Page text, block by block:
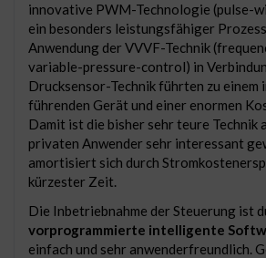
innovative PWM-Technologie (pulse-
ein besonders leistungsfähiger
Anwendung der VVVF-Technik
variable-pressure-control) in
Drucksensor-Technik führten zu einem
führenden Gerät und einer enormen
Damit ist die bisher sehr teure Technik
privaten Anwender sehr interessant
amortisiert sich durch
kürzester Zeit.
Die Inbetriebnahme der Steuerung ist
vorprogrammierte intelligente
einfach und sehr anwenderfreundlich.